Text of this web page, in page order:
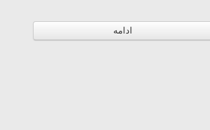
ادامه